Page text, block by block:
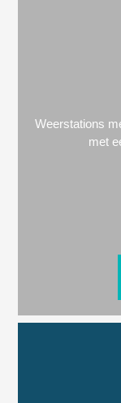
Weerstations
met